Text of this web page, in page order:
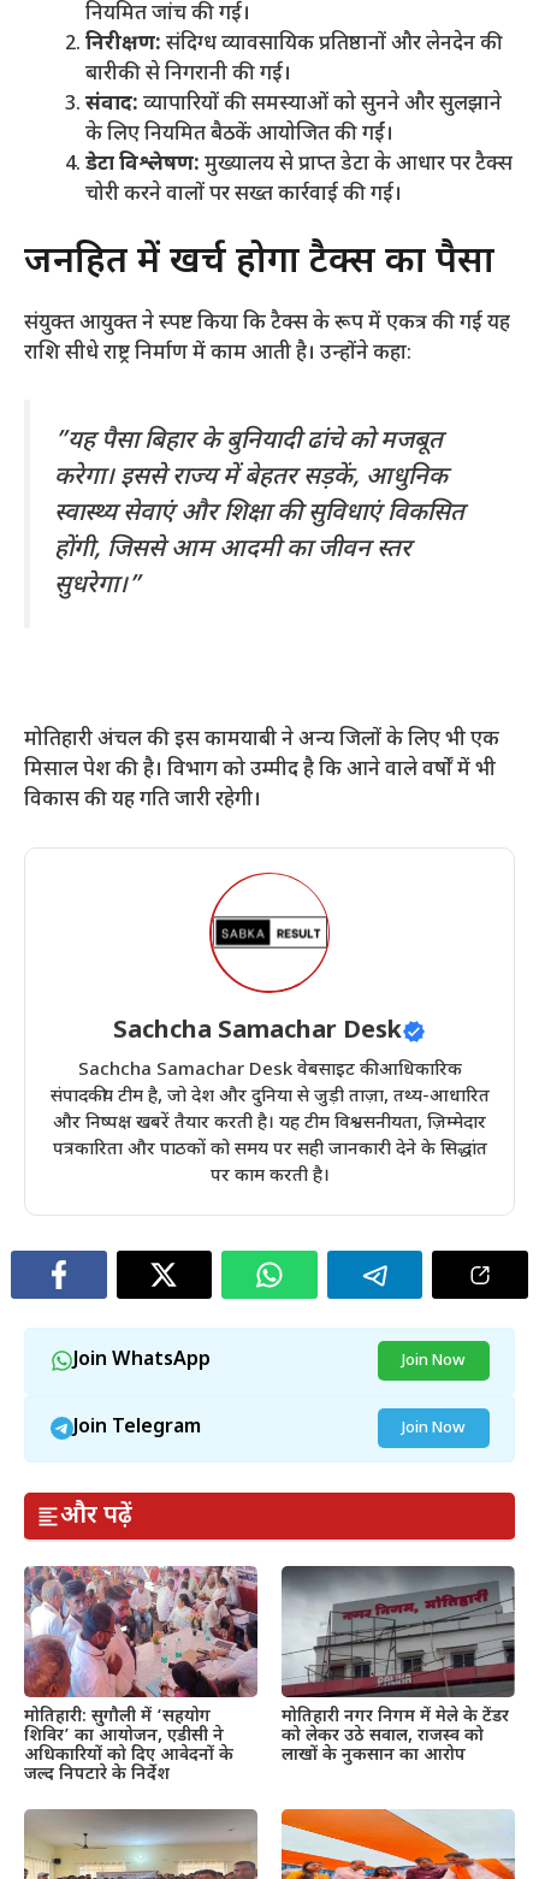
नियमित जांच की गई।
निरीक्षण: संदिग्ध व्यावसायिक प्रतिष्ठानों और लेनदेन की
बारीकी से निगरानी की गई।
संवाद: व्यापारियों की समस्याओं को सुनने और सुलझाने
के लिए नियमित बैठकें आयोजित की गईं।
डेटा विश्लेषण: मुख्यालय से प्राप्त डेटा के आधार पर टैक्स
चोरी करने वालों पर सख्त कार्रवाई की गई।
​जनहित में खर्च होगा टैक्स का पैसा
​संयुक्त आयुक्त ने स्पष्ट किया कि टैक्स के रूप में एकत्र की गई यह
राशि सीधे राष्ट्र निर्माण में काम आती है। उन्होंने कहा:
​”यह पैसा बिहार के बुनियादी ढांचे को मजबूत
करेगा। इससे राज्य में बेहतर सड़कें, आधुनिक
स्वास्थ्य सेवाएं और शिक्षा की सुविधाएं विकसित
होंगी, जिससे आम आदमी का जीवन स्तर
सुधरेगा।”
​मोतिहारी अंचल की इस कामयाबी ने अन्य जिलों के लिए भी एक
मिसाल पेश की है। विभाग को उम्मीद है कि आने वाले वर्षों में भी
विकास की यह गति जारी रहेगी।
Sachcha Samachar Desk
Sachcha Samachar Desk वेबसाइट की आधिकारिक
संपादकीय टीम है, जो देश और दुनिया से जुड़ी ताज़ा, तथ्य-आधारित
और निष्पक्ष खबरें तैयार करती है। यह टीम विश्वसनीयता, ज़िम्मेदार
पत्रकारिता और पाठकों को समय पर सही जानकारी देने के सिद्धांत
पर काम करती है।
Join WhatsApp Join Now
Join Telegram Join Now
और पढ़ें
मोतिहारी: सुगौली में ‘सहयोग
शिविर’ का आयोजन, एडीसी ने
अधिकारियों को दिए आवेदनों के
जल्द निपटारे के निर्देश
मोतिहारी नगर निगम में मेले के टेंडर
को लेकर उठे सवाल, राजस्व को
लाखों के नुकसान का आरोप